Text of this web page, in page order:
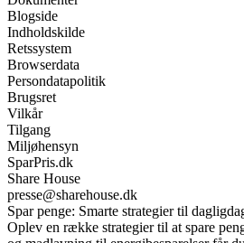
Blogside
Indholdskilde
Retssystem
Browserdata
Persondatapolitik
Brugsret
Vilkår
Tilgang
Miljøhensyn
SparPris.dk
Share House
presse@sharehouse.dk
Spar penge: Smarte strategier til
Oplev en række strategier til at spare